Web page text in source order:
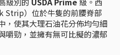
Strip）位於牛隻的前腰脊部
，使其大理石油花分佈均勻細
嚼勁，並擁有無可比擬的濃郁